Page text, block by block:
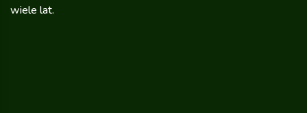
wiele lat.